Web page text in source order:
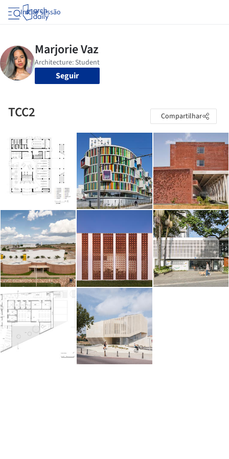
Iniciar sessão
Seguir
TCC2 Compartilhar